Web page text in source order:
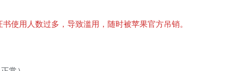
使用人数过多，导致滥用，随时被苹果官方吊销。